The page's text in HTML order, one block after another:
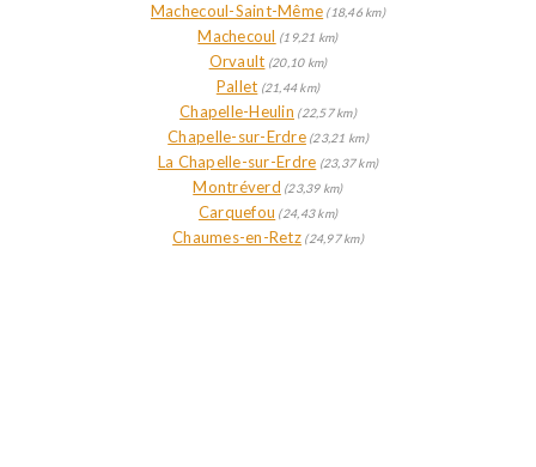
Machecoul-Saint-Même (18,46 km)
Machecoul (19,21 km)
Orvault (20,10 km)
Pallet (21,44 km)
Chapelle-Heulin (22,57 km)
Chapelle-sur-Erdre(23,21 km)
La Chapelle-sur-Erdre (23,37 km)
Montréverd (23,39 km)
Carquefou (24,43 km)
Chaumes-en-Retz (24,97 km)